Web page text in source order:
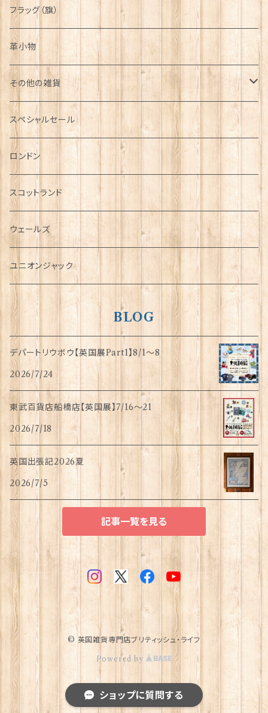
フラッグ（旗）
革小物
その他の雑貨
ミニカー
チャーム
犬グッズ
傘
指貫(シンブル)
スペシャルセール
ロンドン
スコットランド
ウェールズ
ユニオンジャック
BLOG
デパートリウボウ【英国展Part1】8/1〜8
2026/7/24
東武百貨店船橋店【英国展】7/16～21
2026/7/18
英国出張記2026夏
2026/7/5
記事一覧を見る
© 英国雑貨専門店ブリティッシュ・ライフ
Powered by
ショップに質問する